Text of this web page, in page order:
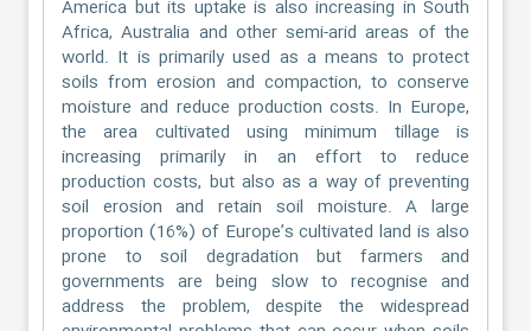
America but its uptake is also increasing in South
Africa, Australia and other semi-arid areas of the
world. It is primarily used as a means to protect
soils from erosion and compaction, to conserve
moisture and reduce production costs. In Europe,
the area cultivated using minimum tillage is
increasing primarily in an effort to reduce
production costs, but also as a way of preventing
soil erosion and retain soil moisture. A large
proportion (16%) of Europe’s cultivated land is also
prone to soil degradation but farmers and
governments are being slow to recognise and
address the problem, despite the widespread